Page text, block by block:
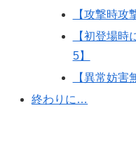
【攻撃時攻
【初登場
5】
【異常妨害
終わりに…